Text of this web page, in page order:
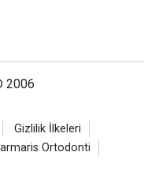
2006
Gizlilik İlkeleri
Ortodonti